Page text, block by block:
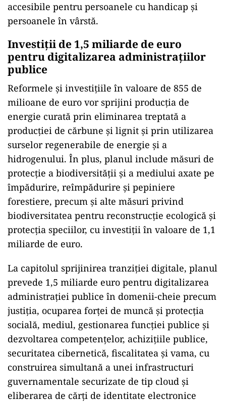
accesibile pentru persoanele cu handicap şi
persoanele în vârstă.
Investiții de 1,5 miliarde de euro
pentru digitalizarea administrațiilor
publice
Reformele şi investiţiile în valoare de 855 de
milioane de euro vor sprijini producţia de
energie curată prin eliminarea treptată a
producţiei de cărbune şi lignit şi prin utilizarea
surselor regenerabile de energie şi a
hidrogenului. În plus, planul include măsuri de
protecţie a biodiversităţii şi a mediului axate pe
împădurire, reîmpădurire şi pepiniere
forestiere, precum şi alte măsuri privind
biodiversitatea pentru reconstrucţie ecologică şi
protecţia speciilor, cu investiţii în valoare de 1,1
miliarde de euro.
La capitolul sprijinirea tranziţiei digitale, planul
prevede 1,5 miliarde euro pentru digitalizarea
administraţiei publice în domenii-cheie precum
justiţia, ocuparea forţei de muncă şi protecţia
socială, mediul, gestionarea funcţiei publice şi
dezvoltarea competenţelor, achiziţiile publice,
securitatea cibernetică, fiscalitatea şi vama, cu
construirea simultană a unei infrastructuri
guvernamentale securizate de tip cloud şi
eliberarea de cărţi de identitate electronice